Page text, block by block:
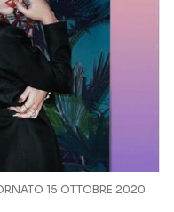
15 OTTOBRE 2020